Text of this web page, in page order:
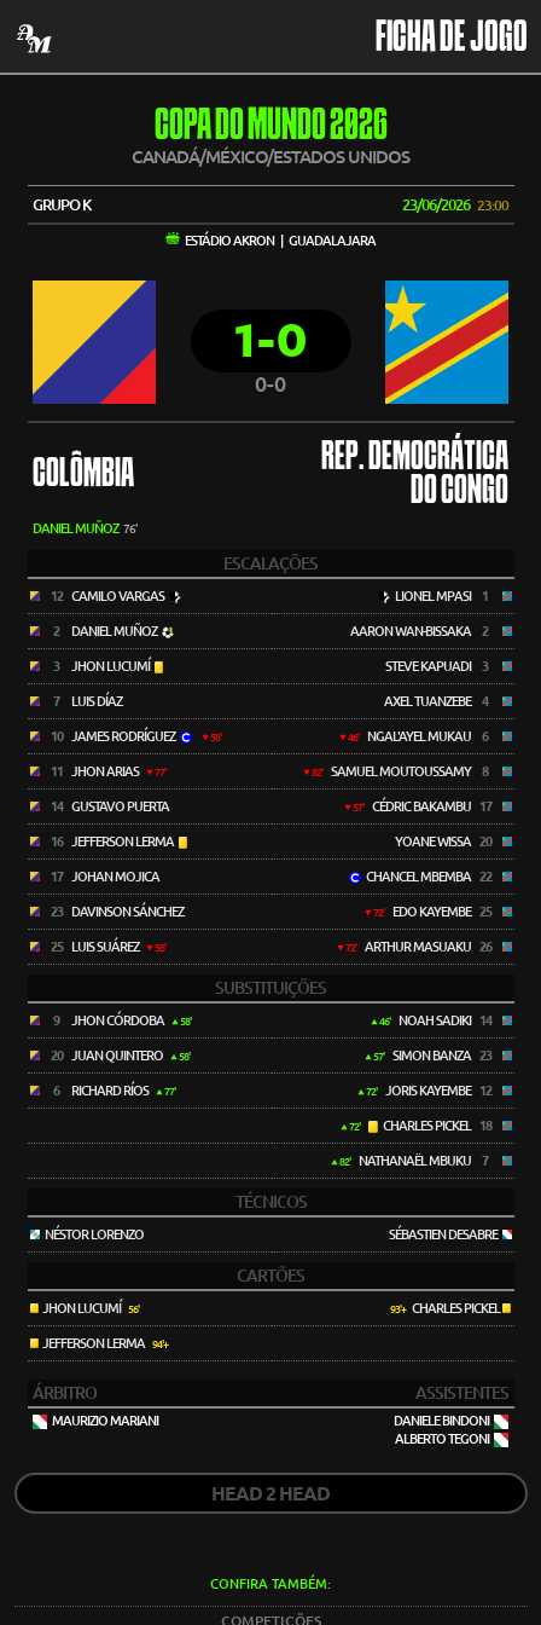
FICHA DE JOGO
COPA DO MUNDO 2026
CANADÁ/MÉXICO/ESTADOS UNIDOS
GRUPO K 23/06/2026 23:00
ESTÁDIO AKRON | GUADALAJARA
1-0
0-0
COLÔMBIA
REP. DEMOCRÁTICA
DO CONGO
DANIEL MUÑOZ 76'
ESCALAÇÕES
12 CAMILO VARGAS
2 DANIEL MUÑOZ
3 JHON LUCUMÍ
7 LUIS DÍAZ
10 JAMES RODRÍGUEZ 58'
11 JHON ARIAS 77'
14 GUSTAVO PUERTA
16 JEFFERSON LERMA
17 JOHAN MOJICA
23 DAVINSON SÁNCHEZ
25 LUIS SUÁREZ 58'
LIONEL MPASI 1
AARON WAN-BISSAKA 2
STEVE KAPUADI 3
AXEL TUANZEBE 4
46' NGAL'AYEL MUKAU 6
82' SAMUEL MOUTOUSSAMY 8
57' CÉDRIC BAKAMBU 17
YOANE WISSA 20
CHANCEL MBEMBA 22
72' EDO KAYEMBE 25
72' ARTHUR MASUAKU 26
SUBSTITUIÇÕES
9 JHON CÓRDOBA 58'
20 JUAN QUINTERO 58'
6 RICHARD RÍOS 77'
46' NOAH SADIKI 14
57' SIMON BANZA 23
72' JORIS KAYEMBE 12
72' CHARLES PICKEL 18
82' NATHANAËL MBUKU 7
TÉCNICOS
NÉSTOR LORENZO SÉBASTIEN DESABRE
CARTÕES
JHON LUCUMÍ 56'
JEFFERSON LERMA 94'+
93'+CHARLES PICKEL
ÁRBITRO ASSISTENTES
MAURIZIO MARIANI
DANIELE BINDONI
ALBERTO TEGONI
HEAD 2 HEAD
CONFIRA TAMBÉM:
COMPETIÇÕES